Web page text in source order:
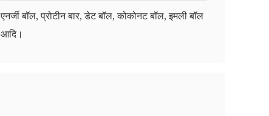
एनर्जी बॉल, प्रोटीन बार, डेट बॉल, कोकोनट बॉल, इमली बॉल
आदि।